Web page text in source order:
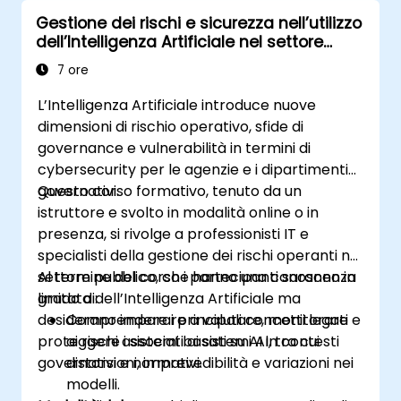
Gestione dei rischi e sicurezza nell’utilizzo
dell’Intelligenza Artificiale nel settore
pubblico
7 ore
L’Intelligenza Artificiale introduce nuove
dimensioni di rischio operativo, sfide di
governance e vulnerabilità in termini di
cybersecurity per le agenzie e i dipartimenti
governativi.
Questo corso formativo, tenuto da un
istruttore e svolto in modalità online o in
presenza, si rivolge a professionisti IT e
specialisti della gestione dei rischi operanti nel
settore pubblico, che hanno una conoscenza
limitata dell’Intelligenza Artificiale ma
desiderano imparare a valutare, monitorare e
proteggere i sistemi basati su AI in contesti
governativi e normativi.
Al termine del corso i partecipanti saranno in
grado di:
Comprendere i principali concetti legati
ai rischi associati ai sistemi AI, tra cui
distorsioni, imprevedibilità e variazioni nei
modelli.